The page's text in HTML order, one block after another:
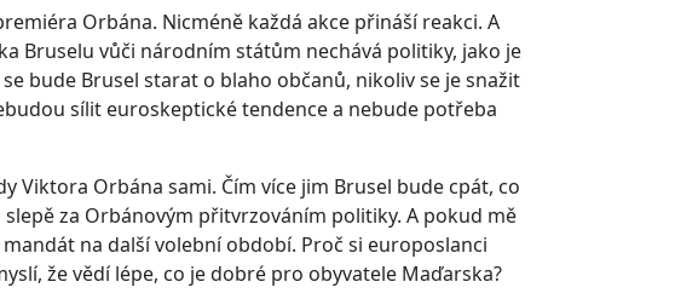
Orbána. Nicméně každá akce přináší reakci. A
Bruselu vůči národním státům nechává politiky, jako je
bude Brusel starat o blaho občanů, nikoliv se je snažit
sílit euroskeptické tendence a nebude potřeba
Viktora Orbána sami. Čím více jim Brusel bude cpát, co
za Orbánovým přitvrzováním politiky. A pokud mě
na další volební období. Proč si europoslanci
že vědí lépe, co je dobré pro obyvatele Maďarska?